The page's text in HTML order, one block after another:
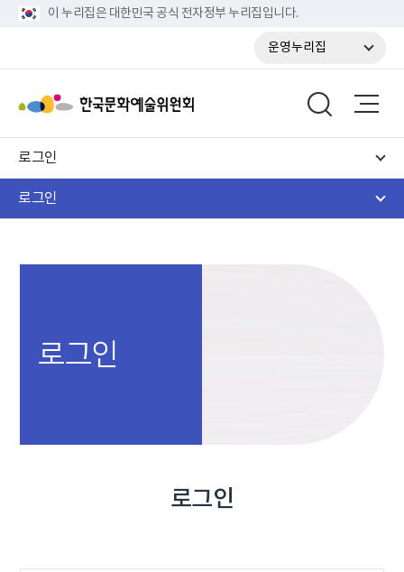
이 누리집은 대한민국 공식 전자정부 누리집입니다.
운영누리집
로그인
로그인
로그인
로그인